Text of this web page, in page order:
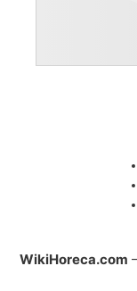
WikiHoreca.com